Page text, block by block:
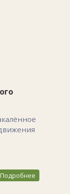
Подробнее